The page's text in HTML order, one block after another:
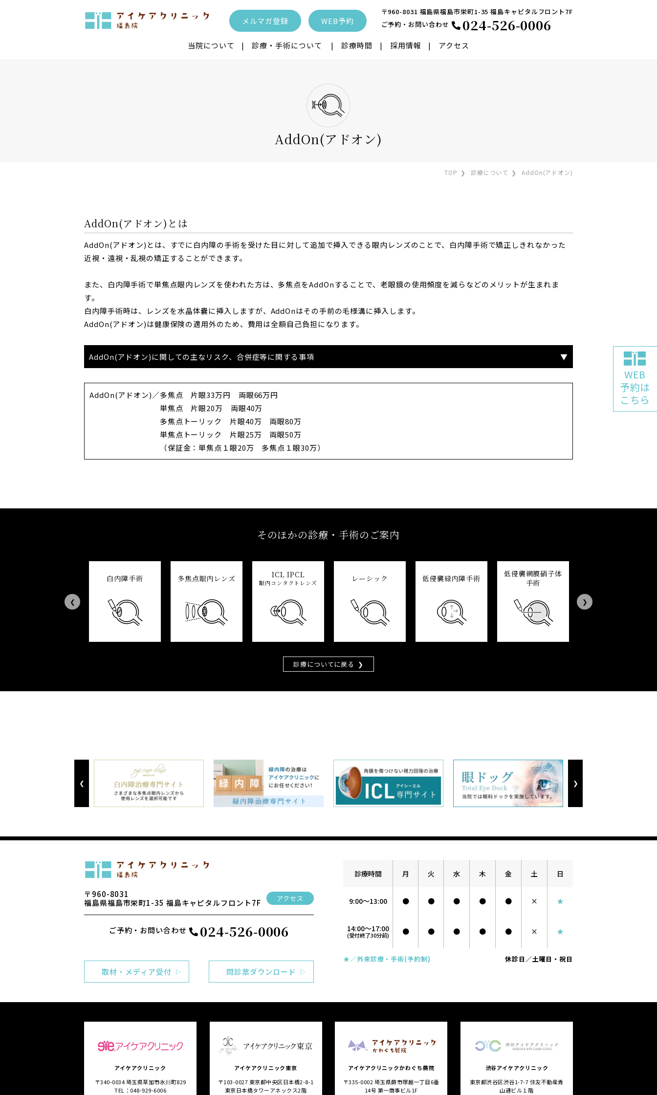
メルマガ登録 WEB予約
〒960-8031 福島県福島市栄町1-35 福島キャピタルフロント7F
ご予約・お問い合わせ
024-526-0006
当院について 診療・手術について
ICL IPCL
飛蚊症レーザー
AddOn
診療時間 採用情報 アクセス
WEB
予約は
こちら
AddOn(アドオン)
TOP 診療について AddOn(アドオン)
AddOn(アドオン)とは
AddOn(アドオン)とは、すでに白内障の手術を受けた目に対して追加で挿入できる眼内レンズのことで、白内障手術で矯正しきれなかった
近視・遠視・乱視の矯正することができます。
また、白内障手術で単焦点眼内レンズを使われた方は、多焦点をAddOnすることで、老眼鏡の使用頻度を減らなどのメリットが生まれま
す。
白内障手術時は、レンズを水晶体嚢に挿入しますが、AddOnはその手前の毛様溝に挿入します。
AddOn(アドオン)は健康保険の適用外のため、費用は全額自己負担になります。
AddOn(アドオン)に関しての主なリスク、合併症等に関する事項
AddOn(アドオン)
多焦点 片眼33万円 両眼66万円
単焦点 片眼20万 両眼40万
多焦点トーリック 片眼40万 両眼80万
単焦点トーリック 片眼25万 両眼50万
（保証金：単焦点１眼20万 多焦点１眼30万）
そのほかの診療・手術のご案内
Previous
白内障手術 多焦点眼内レンズ ICL IPCL
眼内コンタクトレンズ レーシック 低侵襲緑内障手術
低侵襲網膜硝子体
手術
Next
診療についてに戻る
Previous Next
〒960-8031
福島県福島市栄町1-35 福島キャピタルフロント7F アクセス
ご予約・お問い合わせ 024-526-0006
取材・メディア受付 問診票ダウンロード
診療時間 月 火 水 木 金 土 日
9:00～13:00 ● ● ● ● ● × ★
14:00～17:00
(受付終了30分前) ● ● ● ● ● × ★
★／外来診療・手術(予約制) 休診日／土曜日・祝日
アイケアクリニック
〒340-0034 埼玉県草加市氷川町829
TEL：048-929-6006
アイケアクリニック東京
〒103-0027 東京都中央区日本橋2-8-1
東京日本橋タワーアネックス2階
アイケアクリニックかわぐち蕨院
〒335-0002 埼玉県蕨市塚越一丁目6番
14号 第一商事ビル1F
渋谷アイケアクリニック
東京都渋谷区渋谷1-7-7 住友不動産青
山通ビル１階